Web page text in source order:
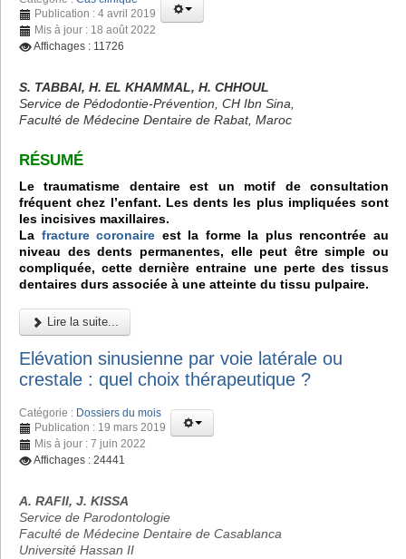
Publication : 4 avril 2019
Mis à jour : 18 août 2022
Affichages : 11726
S. TABBAI, H. EL KHAMMAL, H. CHHOUL
Service de Pédodontie-Prévention, CH Ibn Sina,
Faculté de Médecine Dentaire de Rabat, Maroc
RÉSUMÉ
Le traumatisme dentaire est un motif de consultation
fréquent chez l’enfant. Les dents les plus impliquées sont
les incisives maxillaires.
La fracture coronaire est la forme la plus rencontrée au
niveau des dents permanentes, elle peut être simple ou
compliquée, cette dernière entraine une perte des tissus
dentaires durs associée à une atteinte du tissu pulpaire.
Lire la suite...
Elévation sinusienne par voie latérale ou
crestale : quel choix thérapeutique ?
Catégorie : Dossiers du mois
Publication : 19 mars 2019
Mis à jour : 7 juin 2022
Affichages : 24441
A. RAFII, J. KISSA
Service de Parodontologie
Faculté de Médecine Dentaire de Casablanca
Université Hassan II